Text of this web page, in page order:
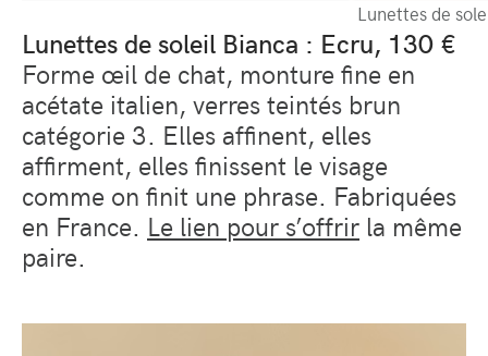
Lunettes de
Lunettes de soleil Bianca : Ecru, 130 €
Forme œil de chat, monture fine en
acétate italien, verres teintés brun
catégorie 3. Elles affinent, elles
affirment, elles finissent le visage
comme on finit une phrase. Fabriquées
en France. Le lien pour s’offrir la même
paire.